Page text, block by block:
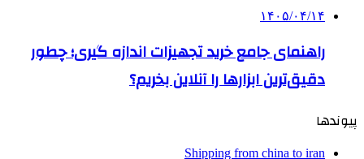
۱۴۰۵/۰۴/۱۴
راهنمای جامع خرید تجهیزات اندازه گیری؛ چطور
دقیق‌ترین ابزارها را آنلاین بخریم؟
پیوندها
Shipping from china to iran